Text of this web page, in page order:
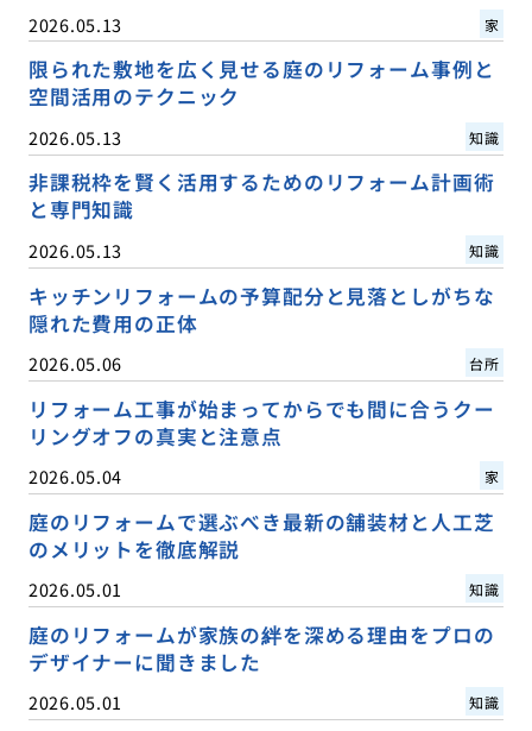
2026.05.13 家
限られた敷地を広く見せる庭のリフォーム事例と
空間活用のテクニック
2026.05.13 知識
非課税枠を賢く活用するためのリフォーム計画術
と専門知識
2026.05.13 知識
キッチンリフォームの予算配分と見落としがちな
隠れた費用の正体
2026.05.06 台所
リフォーム工事が始まってからでも間に合うクー
リングオフの真実と注意点
2026.05.04 家
庭のリフォームで選ぶべき最新の舗装材と人工芝
のメリットを徹底解説
2026.05.01 知識
庭のリフォームが家族の絆を深める理由をプロの
デザイナーに聞きました
2026.05.01 知識